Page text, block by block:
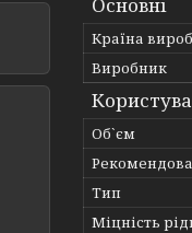
Країна
Виробник
Об`єм
Тип
Міцність